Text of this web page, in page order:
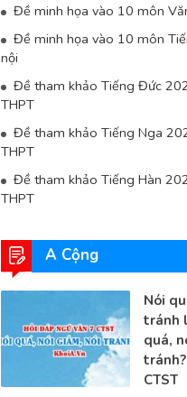
Đề minh họa vào 10 môn
Đề minh họa vào 10 môn
nội
Đề tham khảo Tiếng Đức
THPT
Đề tham khảo Tiếng Nga
THPT
Đề tham khảo Tiếng Hàn
THPT
A Cộng
Nói
tránh
quá,
CTST